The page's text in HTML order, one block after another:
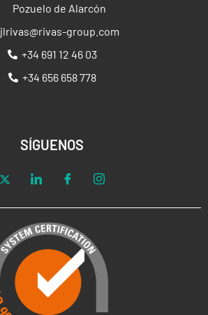
Pozuelo de Alarcón
jlrivas@rivas-group.com
+34 691 12 46 03
+34 656 658 778
SÍGUENOS